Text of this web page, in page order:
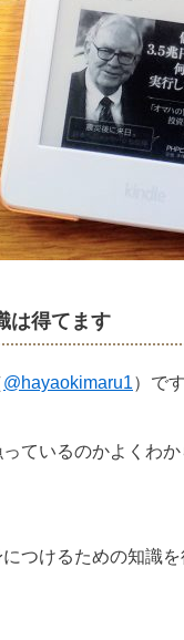
は得てます
@hayaokimaru1）で
ているのかよくわ
つけるための知識